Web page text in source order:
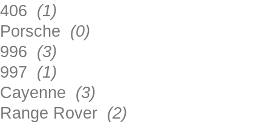
406 (1)
Porsche (0)
996 (3)
997 (1)
Cayenne (3)
Range Rover (2)